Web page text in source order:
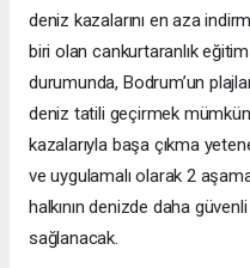
deniz kazalarını en aza
biri olan cankurtaranlık eğitim
durumunda, Bodrum’un
deniz tatili geçirmek
kazalarıyla başa çıkma
ve uygulamalı olarak 2
halkının denizde daha
sağlanacak.